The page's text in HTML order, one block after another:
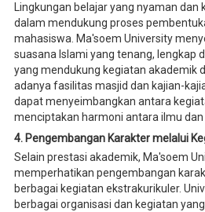
Lingkungan belajar yang nyaman
dalam mendukung proses
mahasiswa. Ma'soem University
suasana Islami yang tenang, lengkap
yang mendukung kegiatan akademik
adanya fasilitas masjid dan kajian-
dapat menyeimbangkan antara
menciptakan harmoni antara ilmu dan
4. Pengembangan Karakter melalui
Selain prestasi akademik, Ma'soem
memperhatikan pengembangan
berbagai kegiatan ekstrakurikuler.
berbagai organisasi dan kegiatan